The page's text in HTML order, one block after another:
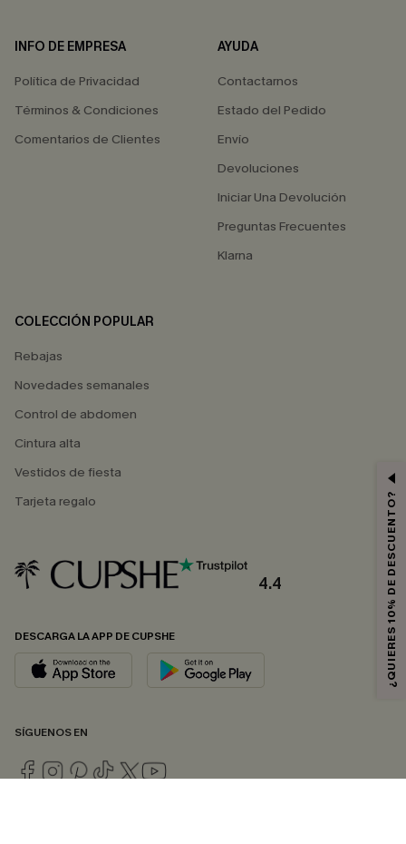
INFO DE EMPRESA
Política de Privacidad
Términos & Condiciones
Comentarios de Clientes
AYUDA
Contactarnos
Estado del Pedido
Envío
Devoluciones
Iniciar Una Devolución
Preguntas Frecuentes
Klarna
COLECCIÓN POPULAR
Rebajas
Novedades semanales
Control de abdomen
Cintura alta
Vestidos de fiesta
Tarjeta regalo
4.4
DESCARGA LA APP DE CUPSHE
SÍGUENOS EN
¿QUIERES 10% DE DESCUENTO?